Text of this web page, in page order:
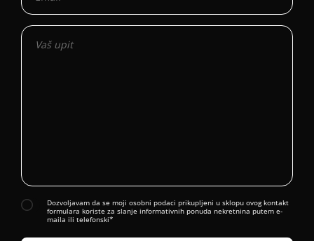
Dozvoljavam da se moji osobni podaci prikupljeni u sklopu ovog kontakt
formulara koriste za slanje informativnih ponuda nekretnina putem e-
maila ili telefonski*